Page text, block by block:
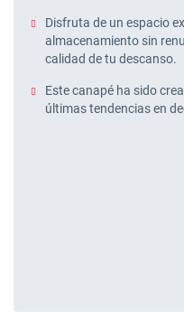
Disfruta de un espacio
almacenamiento sin
calidad de tu descanso.
Este canapé ha sido
últimas tendencias en